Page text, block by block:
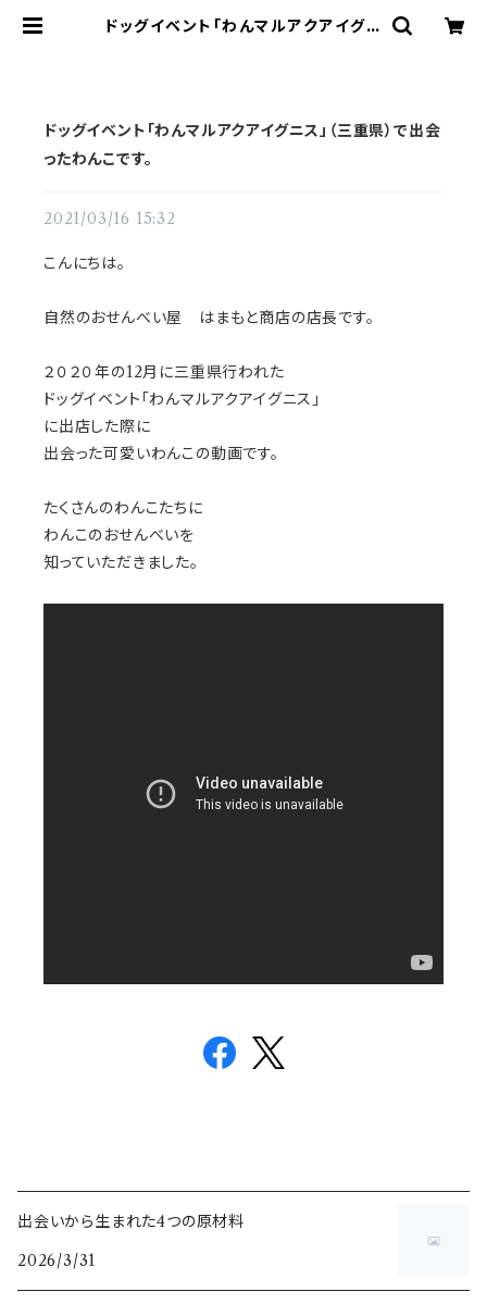
ドッグイベント「わんマルアクアイグニ
ドッグイベント「わんマルアクアイグニス」（三重県）で出会
ったわんこです。
2021/03/16 15:32
こんにちは。
自然のおせんべい屋 はまもと商店の店長です。
２０２０年の12月に三重県行われた
ドッグイベント「わんマルアクアイグニス」
に出店した際に
出会った可愛いわんこの動画です。
たくさんのわんこたちに
わんこのおせんべいを
知っていただきました。
出会いから生まれた4つの原材料
2026/3/31